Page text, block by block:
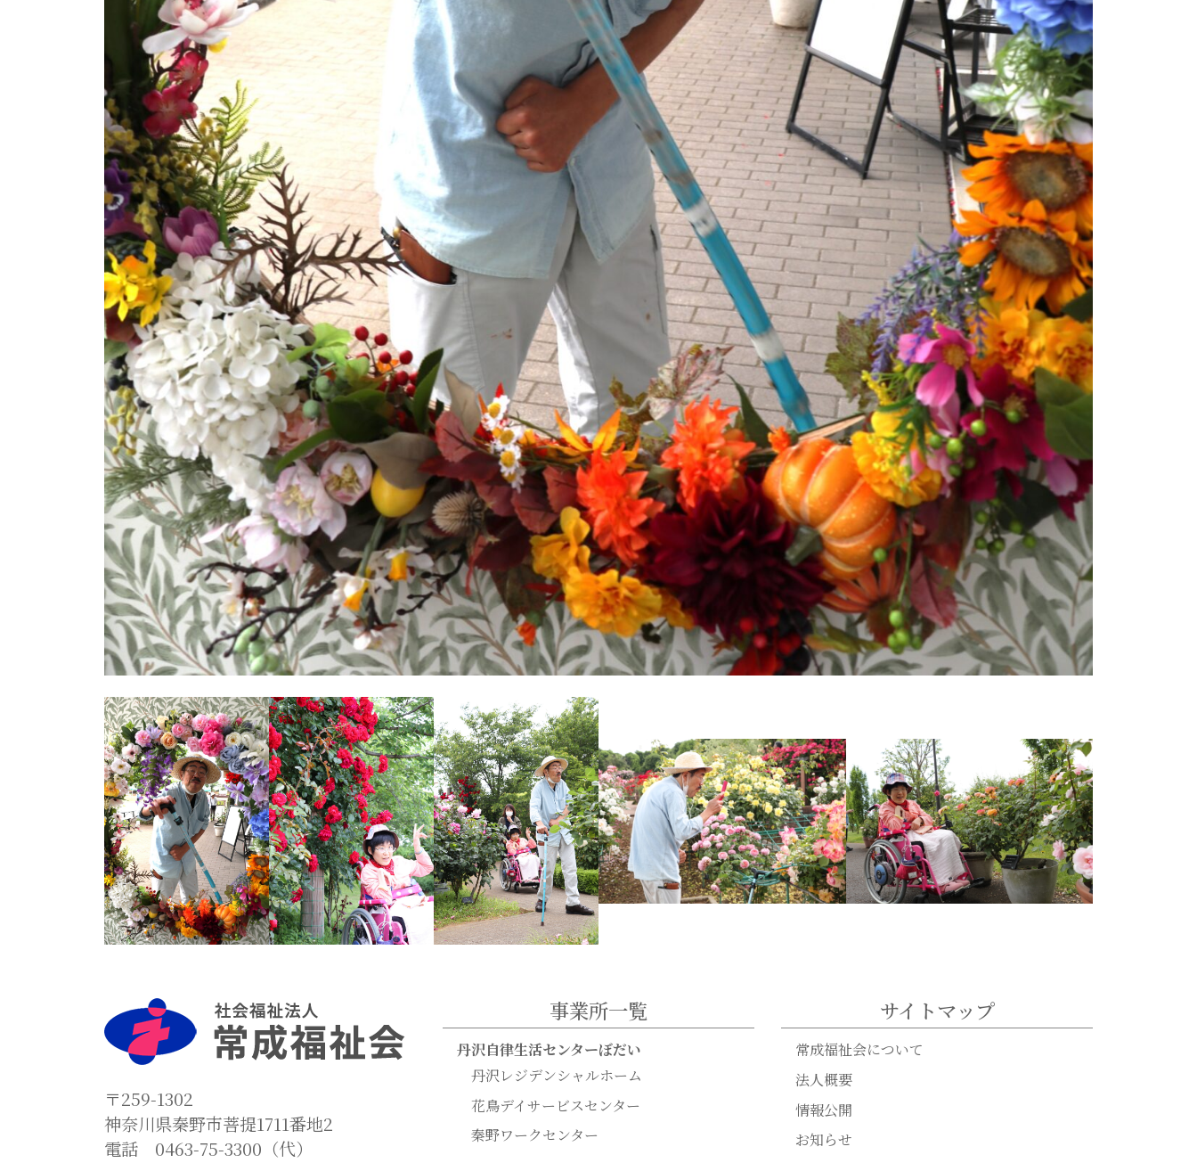
〒259-1302
神奈川県秦野市菩提1711番地2
電話 0463-75-3300（代）
事業所一覧
丹沢自律生活センターぼだい
丹沢レジデンシャルホーム
花鳥デイサービスセンター
秦野ワークセンター
サイトマップ
常成福祉会について
法人概要
情報公開
お知らせ